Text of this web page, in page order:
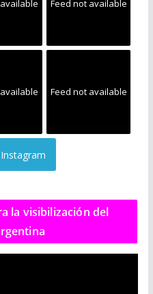
Feed not available
Feed not available
la visibilización del